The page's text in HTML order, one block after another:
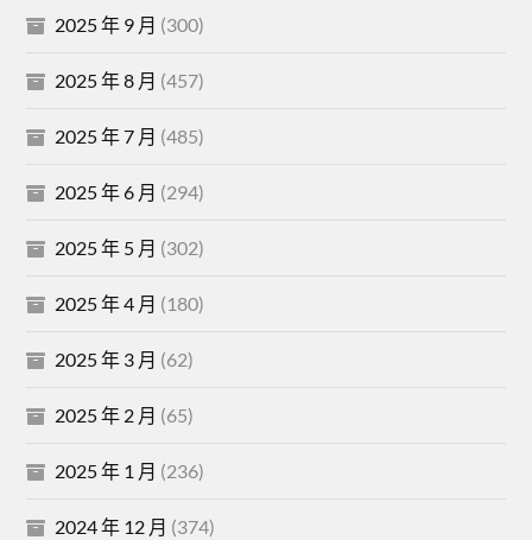
2025 年 9 月 (300)
2025 年 8 月 (457)
2025 年 7 月 (485)
2025 年 6 月 (294)
2025 年 5 月 (302)
2025 年 4 月 (180)
2025 年 3 月 (62)
2025 年 2 月 (65)
2025 年 1 月 (236)
2024 年 12 月 (374)